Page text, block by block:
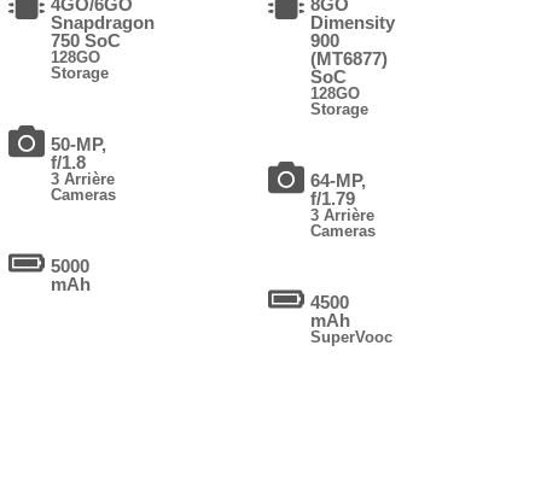
4GO/6GO
Snapdragon
750 SoC
128GO
Storage
50-MP,
f/1.8
3 Arrière
Cameras
5000
mAh
8GO
Dimensity
900
(MT6877)
SoC
128GO
Storage
64-MP,
f/1.79
3 Arrière
Cameras
4500
mAh
SuperVooc